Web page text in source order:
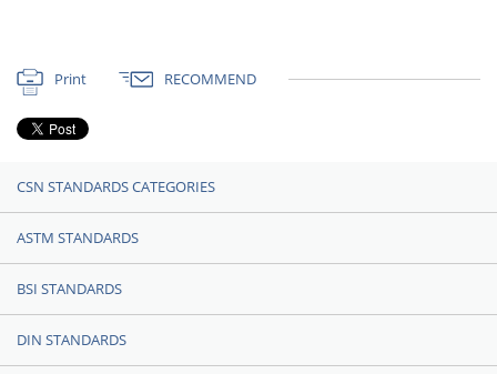
Print RECOMMEND
CSN STANDARDS CATEGORIES
ASTM STANDARDS
BSI STANDARDS
DIN STANDARDS